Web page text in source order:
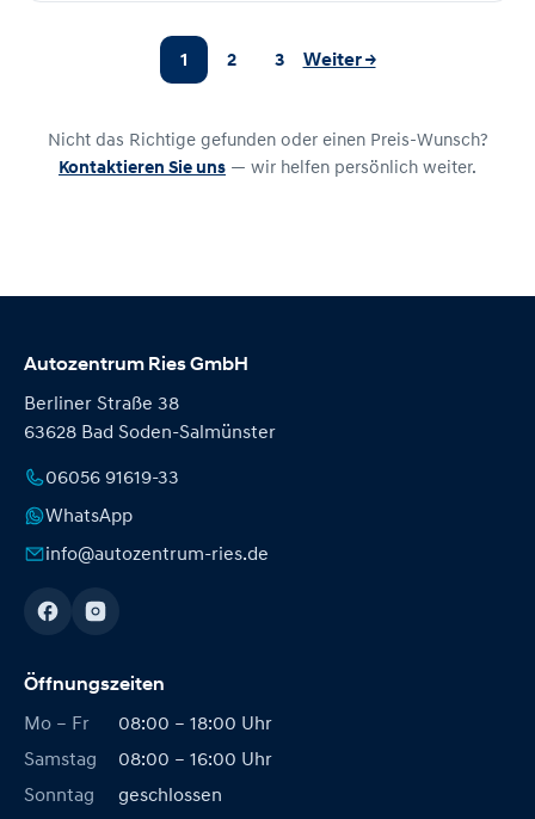
1 2 3 Weiter →
Nicht das Richtige gefunden oder einen Preis-Wunsch?
Kontaktieren Sie uns — wir helfen persönlich weiter.
Autozentrum Ries GmbH
Berliner Straße 38
63628 Bad Soden-Salmünster
06056 91619-33
WhatsApp
info@autozentrum-ries.de
Öffnungszeiten
Mo – Fr
08:00 – 18:00 Uhr
Samstag
08:00 – 16:00 Uhr
Sonntag
geschlossen